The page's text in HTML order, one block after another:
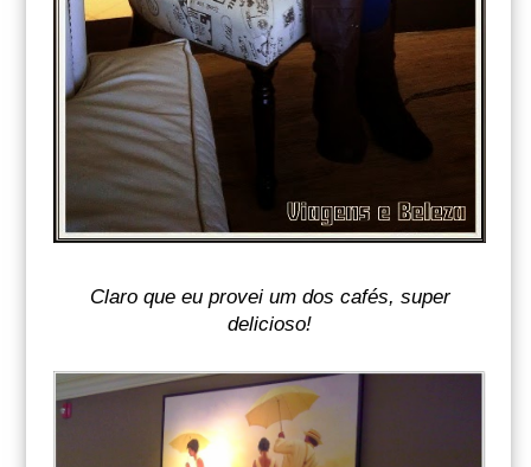
Claro que eu provei um dos cafés, super
delicioso!